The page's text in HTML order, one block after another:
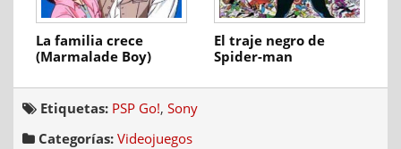
La familia crece
(Marmalade Boy)
El traje negro de
Spider-man
Etiquetas: PSP Go!, Sony
Categorías: Videojuegos